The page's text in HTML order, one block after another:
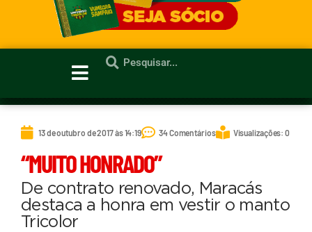
13 de outubro de 2017 às 14:19 34 Comentários Visualizações: 0
“MUITO HONRADO”
De contrato renovado, Maracás
destaca a honra em vestir o manto
Tricolor